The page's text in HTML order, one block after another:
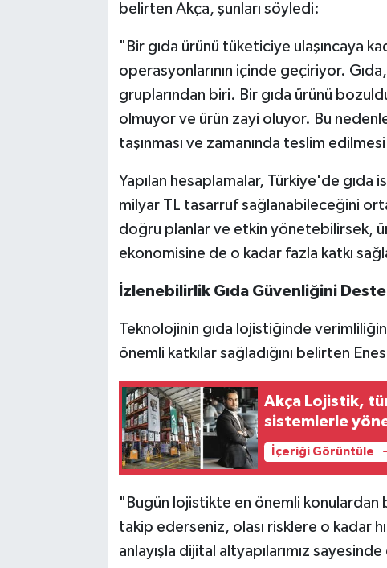
belirten Akça, şunları söyledi:
"Bir gıda ürünü tüketiciye ulaşıncaya
operasyonlarının içinde geçiriyor.
gruplarından biri. Bir gıda ürünü
olmuyor ve ürün zayi oluyor. Bu
taşınması ve zamanında teslim
Yapılan hesaplamalar, Türkiye'de gıda
milyar TL tasarruf sağlanabileceğini
doğru planlar ve etkin yönetebilirsek,
ekonomisine de o kadar fazla katkı
İzlenebilirlik Gıda Güvenliğini
Teknolojinin gıda lojistiğinde verimliliğin
önemli katkılar sağladığını belirten
Akça Lojistik,
sistemlerle
İçeriği Görüntüle
"Bugün lojistikte en önemli
takip ederseniz, olası risklere o kadar
anlayışla dijital altyapılarımız sayesinde